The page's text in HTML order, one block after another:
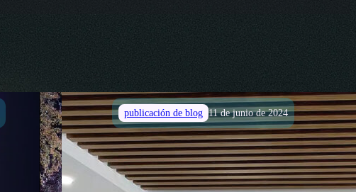
publicación de blog 11 de junio de 2024